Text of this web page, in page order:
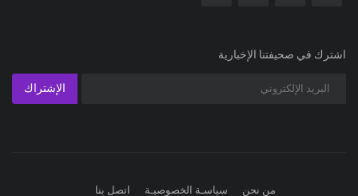
اشترك في صحيفتنا الإخبارية
الإشتراك
من نحن سياسـة الخصوصيـة اتصل بنا